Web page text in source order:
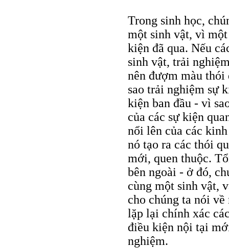
Trong sinh học,
một sinh vật, vì
kiện đã qua. Nếu
sinh vật, trải
nên đượm màu
sao trải nghiệm sự
kiện ban đầu - vì
của các sự kiện
nổi lên của các
nó tạo ra các thói
mới, quen thuộc.
bên ngoài - ở đó,
cùng một sinh vật,
cho chúng ta nói
lặp lại chính xác
điều kiện nội tại
nghiệm.